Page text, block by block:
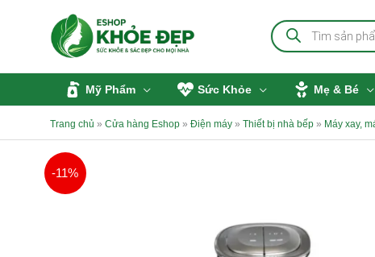
Tìm
kiếm
sản
Mỹ Phẩm Sức Khỏe Mẹ & Bé
Trang chủ » Cửa hàng Eshop » Điện máy » Thiết bị nhà bếp » Máy xay,
-11%